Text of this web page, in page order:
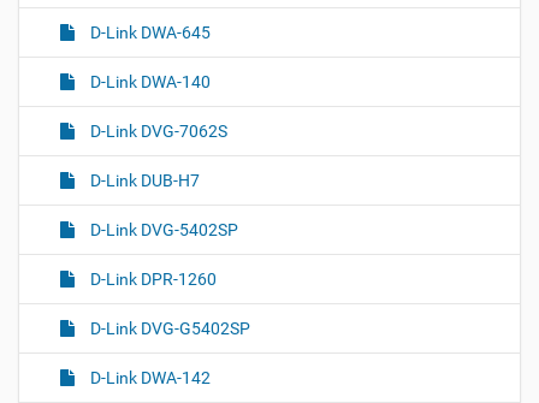
D-Link DWA-645
D-Link DWA-140
D-Link DVG-7062S
D-Link DUB-H7
D-Link DVG-5402SP
D-Link DPR-1260
D-Link DVG-G5402SP
D-Link DWA-142